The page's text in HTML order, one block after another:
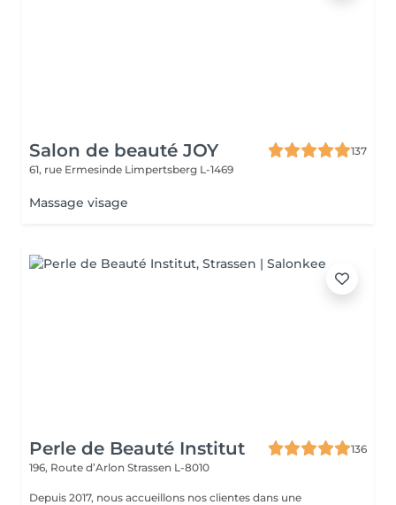
Salon de beauté JOY
137
61, rue Ermesinde Limpertsberg L-1469
Massage visage
Perle de Beauté Institut
136
196, Route d’Arlon Strassen L-8010
Depuis 2017, nous accueillons nos clientes dans une